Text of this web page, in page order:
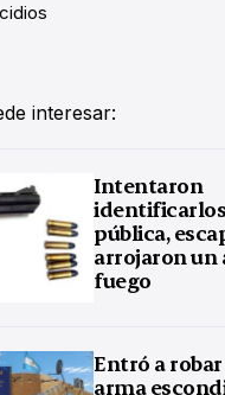
interesar:
Intentaron
pública,
arrojaron un
fuego
Entró a
arma